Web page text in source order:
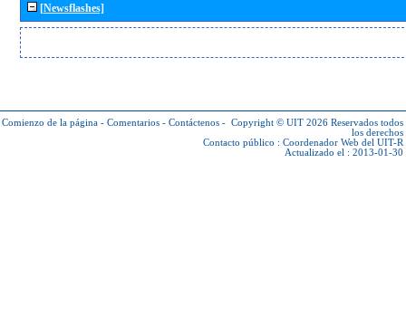
[Newsflashes]
Comienzo de la página - Comentarios - Contáctenos - Copyright © UIT 2026 Reservados todos
los derechos
Contacto público : Coordenador Web del UIT-R
Actualizado el : 2013-01-30